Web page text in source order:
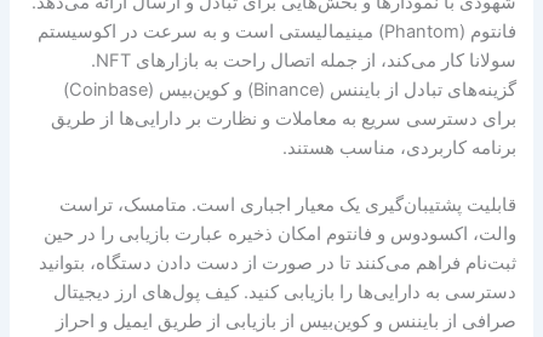
فانتوم (Phantom) مینیمالیستی است و به سرعت در اکوسیستم
سولانا کار می‌کند، از جمله اتصال راحت به بازارهای NFT.
گزینه‌های تبادل از بایننس (Binance) و کوین‌بیس (Coinbase)
برای دسترسی سریع به معاملات و نظارت بر دارایی‌ها از طریق
برنامه کاربردی، مناسب هستند.
قابلیت پشتیبان‌گیری یک معیار اجباری است. متامسک، تراست
والت، اکسودوس و فانتوم امکان ذخیره عبارت بازیابی را در حین
ثبت‌نام فراهم می‌کنند تا در صورت از دست دادن دستگاه، بتوانید
دسترسی به دارایی‌ها را بازیابی کنید. کیف پول‌های ارز دیجیتال
صرافی از بایننس و کوین‌بیس از بازیابی از طریق ایمیل و احراز